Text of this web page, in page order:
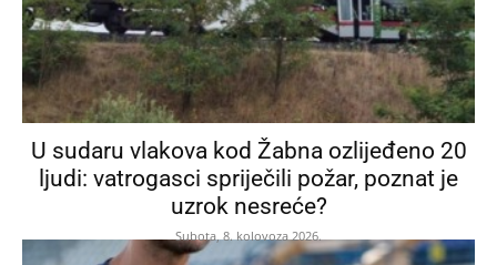
U sudaru vlakova kod Žabna ozlijeđeno 20
ljudi: vatrogasci spriječili požar, poznat je
uzrok nesreće?
Subota, 8. kolovoza 2026.